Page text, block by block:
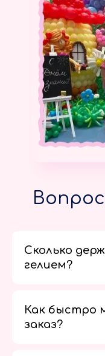
Сколько
гелием?
Как быстро
заказ?